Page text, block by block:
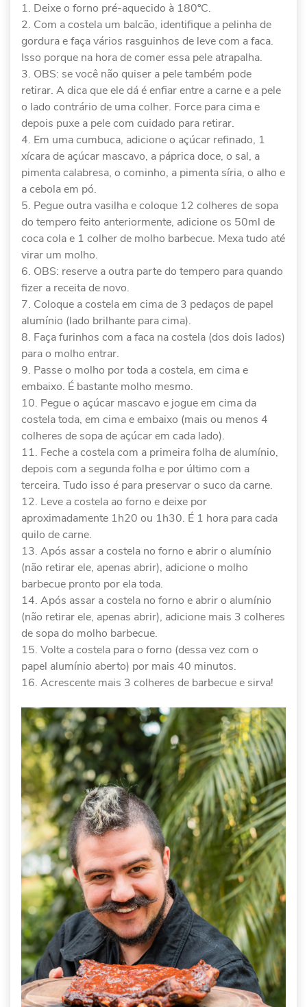
Deixe o forno pré-aquecido à 180ºC.
Com a costela um balcão, identifique a pelinha de
gordura e faça vários rasguinhos de leve com a faca.
Isso porque na hora de comer essa pele atrapalha.
OBS: se você não quiser a pele também pode
retirar. A dica que ele dá é enfiar entre a carne e a pele
o lado contrário de uma colher. Force para cima e
depois puxe a pele com cuidado para retirar.
Em uma cumbuca, adicione o açúcar refinado, 1
xícara de açúcar mascavo, a páprica doce, o sal, a
pimenta calabresa, o cominho, a pimenta síria, o alho e
a cebola em pó.
Pegue outra vasilha e coloque 12 colheres de sopa
do tempero feito anteriormente, adicione os 50ml de
coca cola e 1 colher de molho barbecue. Mexa tudo até
virar um molho.
OBS: reserve a outra parte do tempero para quando
fizer a receita de novo.
Coloque a costela em cima de 3 pedaços de papel
alumínio (lado brilhante para cima).
Faça furinhos com a faca na costela (dos dois lados)
para o molho entrar.
Passe o molho por toda a costela, em cima e
embaixo. É bastante molho mesmo.
Pegue o açúcar mascavo e jogue em cima da
costela toda, em cima e embaixo (mais ou menos 4
colheres de sopa de açúcar em cada lado).
Feche a costela com a primeira folha de alumínio,
depois com a segunda folha e por último com a
terceira. Tudo isso é para preservar o suco da carne.
Leve a costela ao forno e deixe por
aproximadamente 1h20 ou 1h30. É 1 hora para cada
quilo de carne.
Após assar a costela no forno e abrir o alumínio
(não retirar ele, apenas abrir), adicione o molho
barbecue pronto por ela toda.
Após assar a costela no forno e abrir o alumínio
(não retirar ele, apenas abrir), adicione mais 3 colheres
de sopa do molho barbecue.
Volte a costela para o forno (dessa vez com o
papel alumínio aberto) por mais 40 minutos.
Acrescente mais 3 colheres de barbecue e sirva!